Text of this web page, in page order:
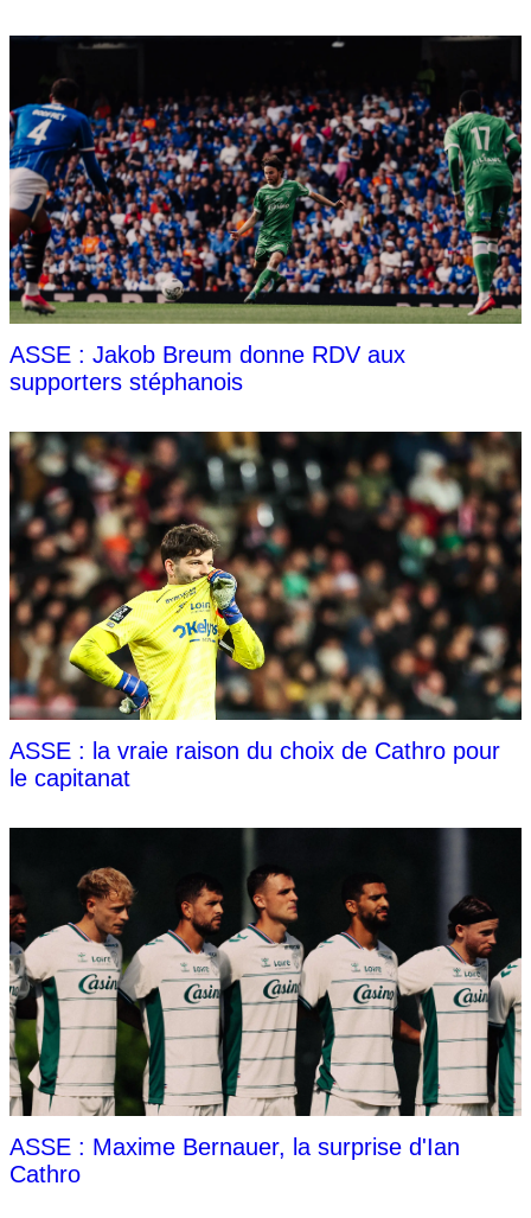
ASSE : Jakob Breum donne RDV aux
supporters stéphanois
ASSE : la vraie raison du choix de Cathro pour
le capitanat
ASSE : Maxime Bernauer, la surprise d'Ian
Cathro